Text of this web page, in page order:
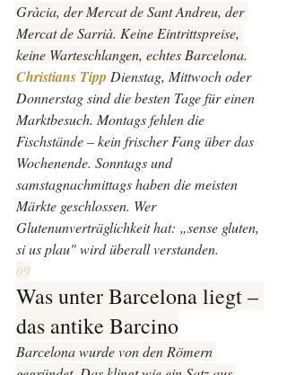
Gràcia, der Mercat de Sant Andreu, der
Mercat de Sarrià. Keine Eintrittspreise,
keine Warteschlangen, echtes Barcelona.
Christians Tipp Dienstag, Mittwoch oder
Donnerstag sind die besten Tage für einen
Marktbesuch. Montags fehlen die
Fischstände – kein frischer Fang über das
Wochenende. Sonntags und
samstagnachmittags haben die meisten
Märkte geschlossen. Wer
Glutenunverträglichkeit hat: „sense gluten,
si us plau" wird überall verstanden.
09
Was unter Barcelona liegt –
das antike Barcino
Barcelona wurde von den Römern